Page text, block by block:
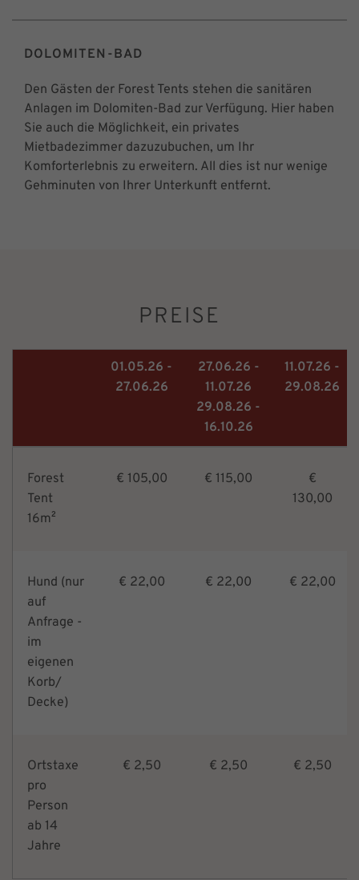
DOLOMITEN-BAD
Den Gästen der Forest Tents stehen die sanitären
Anlagen im Dolomiten-Bad zur Verfügung. Hier haben
Sie auch die Möglichkeit, ein privates
Mietbadezimmer dazuzubuchen, um Ihr
Komforterlebnis zu erweitern. All dies ist nur wenige
Gehminuten von Ihrer Unterkunft entfernt.
PREISE
01.05.26 -
27.06.26
27.06.26 -
11.07.26
29.08.26 -
16.10.26
11.07.26 -
29.08.26
Forest
Tent
16m²
€ 105,00 € 115,00
€
130,00
Hund (nur
auf
Anfrage -
im
eigenen
Korb/
Decke)
€ 22,00 € 22,00 € 22,00
Ortstaxe
pro
Person
ab 14
Jahre
€ 2,50 € 2,50 € 2,50